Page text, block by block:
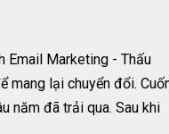
Email Marketing - Thấu
mang lại chuyển đổi.
năm đã trải qua. Sau khi